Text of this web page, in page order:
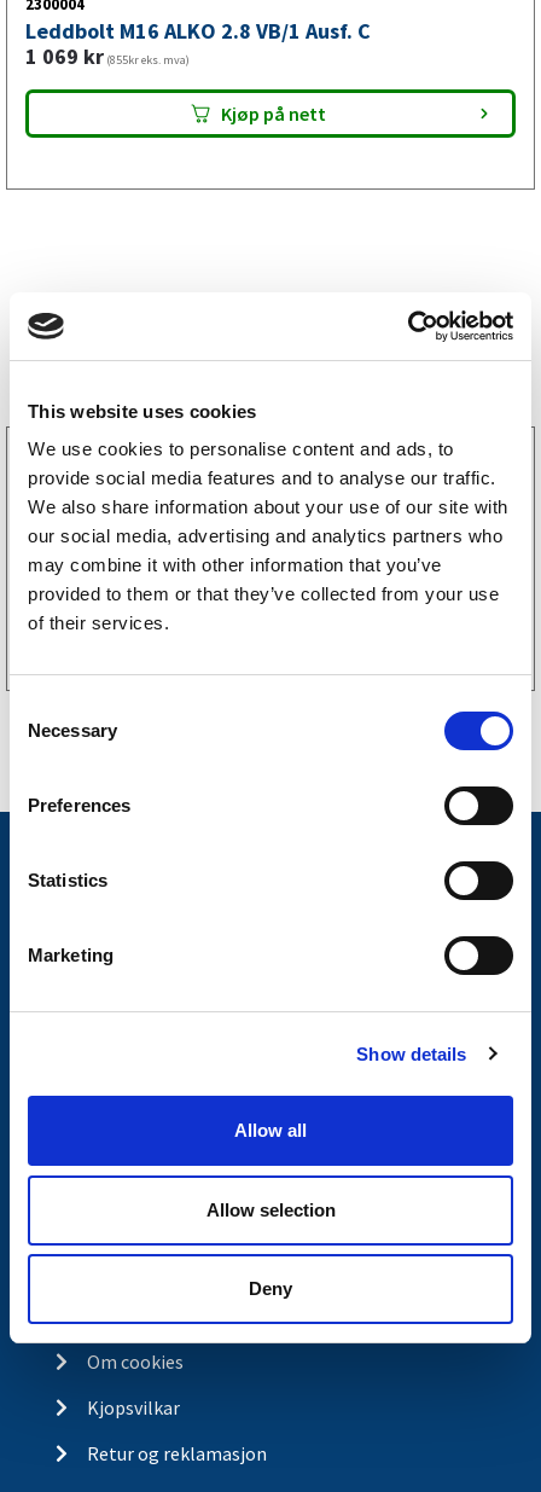
This website uses cookies
We use cookies to personalise content and ads, to
provide social media features and to analyse our traffic.
We also share information about your use of our site with
our social media, advertising and analytics partners who
may combine it with other information that you’ve
provided to them or that they’ve collected from your use
of their services.
Necessary
Preferences
Statistics
Marketing
Show details
Allow all
Allow selection
Deny
2300004
Leddbolt M16 ALKO 2.8 VB/1 Ausf. C
1 069 kr (855kr eks. mva)
Kjøp på nett
Bestselgere
3160052
LGF skilt Selvklebende
256kr(205kr eks. mva)
Tilhengerservice
Kontakt
Historia
Om cookies
Kjopsvilkar
Retur og reklamasjon